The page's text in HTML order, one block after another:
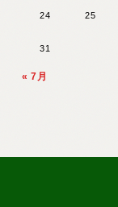
24 25
31
« 7月